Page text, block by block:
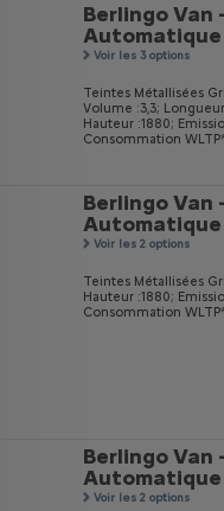
Berlingo Van
Automatique
Voir les 3 options
Teintes Métallisées
Volume :3,3;
Hauteur :1880;
Consommation
Berlingo Van
Automatique
Voir les 2 options
Teintes Métallisées
Hauteur :1880;
Consommation
Berlingo Van
Automatique
Voir les 2 options